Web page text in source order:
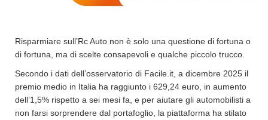
Risparmiare sull’Rc Auto non è solo una questione di fortuna o
di fortuna, ma di scelte consapevoli e qualche piccolo trucco.
Secondo i dati dell’osservatorio di Facile.it, a dicembre 2025 il
premio medio in Italia ha raggiunto i 629,24 euro, in aumento
dell’1,5% rispetto a sei mesi fa, e per aiutare gli automobilisti a
non farsi sorprendere dal portafoglio, la piattaforma ha stilato